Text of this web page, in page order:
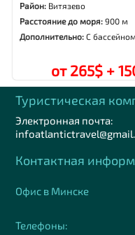
Район: Витязево
Расстояние до моря:900 м
Дополнительно:С бассейном
от 265$ +
Туристическая
Электронная почта:
Контактная
Офис в Минске
Телефоны: